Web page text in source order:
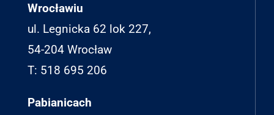
Wrocławiu
ul. Legnicka 62 lok 227,
54-204 Wrocław
T: 518 695 206
Pabianicach